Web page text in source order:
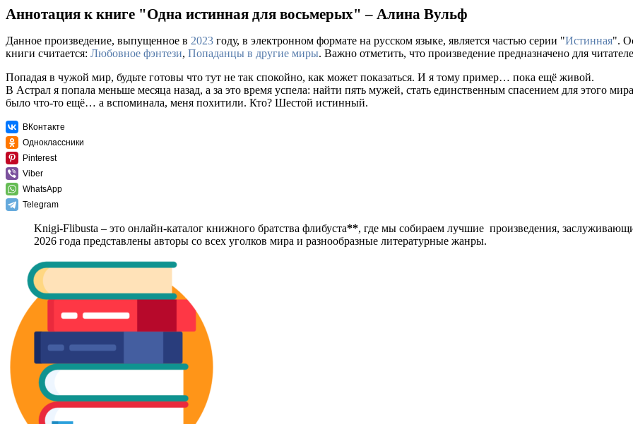
Аннотация к книге "Одна истинная для восьмерых" – Алина Вульф
Данное произведение, выпущенное в 2023 году, в электронном формате на русском языке, является частью серии "Истинная".
книги считается: Любовное фэнтези, Попаданцы в другие миры. Важно отметить, что произведение предназначено для
Попадая в чужой мир, будьте готовы что тут не так спокойно, как может показаться. И я тому пример… пока ещё живой.
В Астрал я попала меньше месяца назад, а за это время успела: найти пять мужей, стать единственным спасением для этого
было что-то ещё… а вспоминала, меня похитили. Кто? Шестой истинный.
ВКонтакте
Одноклассники
Pinterest
Viber
WhatsApp
Telegram
Knigi-Flibusta – это онлайн-каталог книжного братства флибуста**, где мы собираем лучшие произведения,
2026 года представлены авторы со всех уголков мира и разнообразные литературные жанры.